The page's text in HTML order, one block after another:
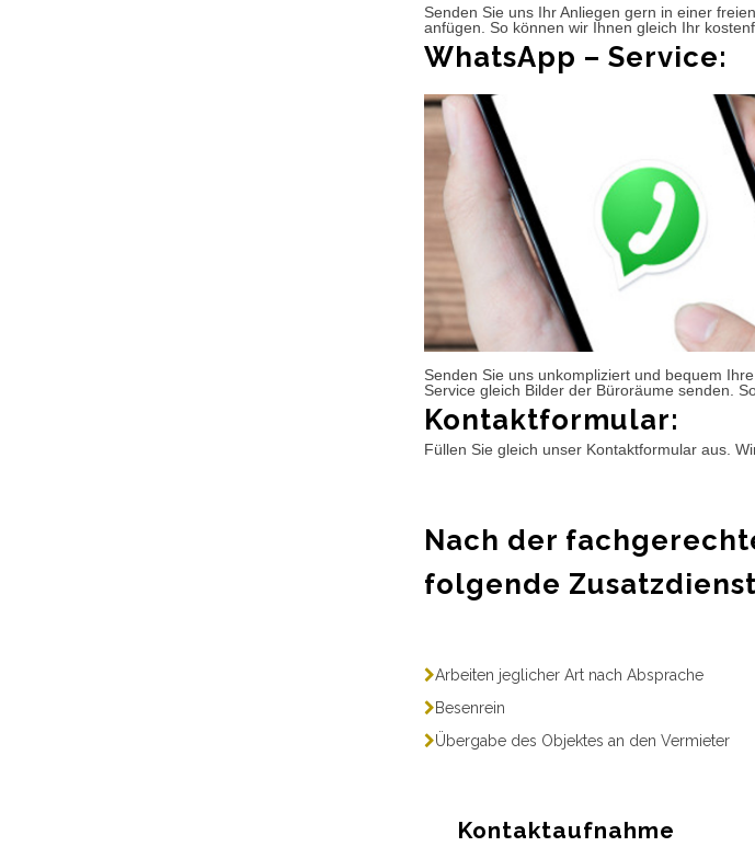
Senden Sie uns Ihr Anliegen gern in einer
anfügen. So können wir Ihnen gleich Ihr
WhatsApp – Service:
Senden Sie uns unkompliziert und bequem
Service gleich Bilder der Büroräume senden.
Kontaktformular:
Füllen Sie gleich unser Kontaktformular aus.
Nach der
folgende
Arbeiten jeglicher Art nach Absprache
Besenrein
Übergabe des Objektes an den Vermieter
Kontaktaufnahme